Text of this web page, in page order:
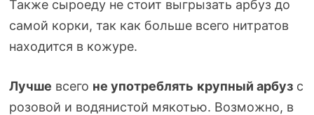
Также сыроеду не стоит выгрызать арбуз до
самой корки, так как больше всего нитратов
находится в кожуре.
Лучше всего не употреблять крупный арбузс
розовой и водянистой мякотью. Возможно, в